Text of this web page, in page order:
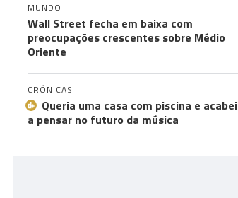
MUNDO
Wall Street fecha em baixa com
preocupações crescentes sobre Médio
Oriente
CRÓNICAS
Queria uma casa com piscina e acabei
a pensar no futuro da música